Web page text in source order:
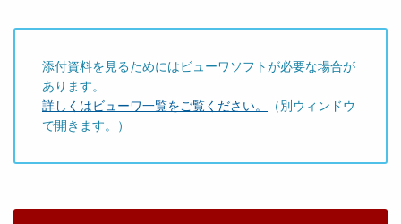
添付資料を見るためにはビューワソフトが必要な場合が
あります。
詳しくはビューワ一覧をご覧ください。
（別ウィンドウ
で開きます。）